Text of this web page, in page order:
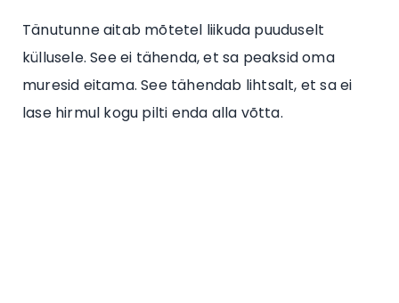
Tänutunne aitab mõtetel liikuda puuduselt
küllusele. See ei tähenda, et sa peaksid oma
muresid eitama. See tähendab lihtsalt, et sa ei
lase hirmul kogu pilti enda alla võtta.